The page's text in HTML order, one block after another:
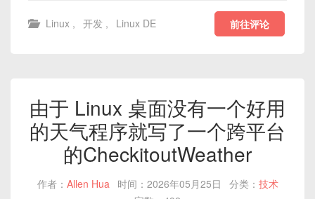
Linux , 开发 , Linux DE 前往评论
由于 Linux 桌面没有一个好用
的天气程序就写了一个跨平台
的CheckitoutWeather
作者： Allen Hua 时间：2026年05月25日 分类： 技术